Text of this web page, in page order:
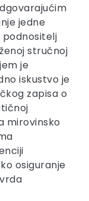
jedne
podnositelj
stručnoj
je
iskustvo je
zapisa o
mirovinsko
osiguranje